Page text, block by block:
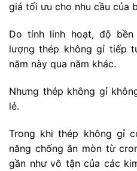
giá tối ưu cho nhu cầu của
Do tính linh hoạt, độ
lượng thép không gỉ tiếp
năm này qua năm khác.
Nhưng thép không gỉ
lẻ.
Trong khi thép không gỉ
năng chống ăn mòn từ
gần như vô tận của các